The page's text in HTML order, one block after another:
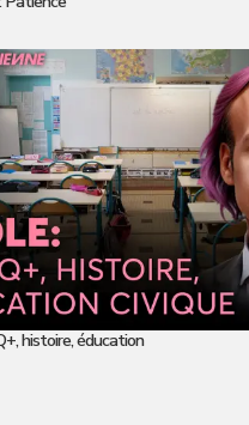
histoire, éducation